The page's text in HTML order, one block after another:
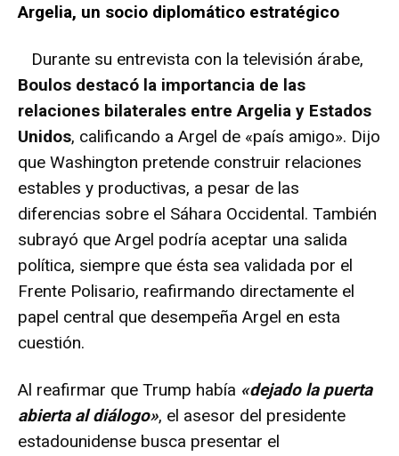
Argelia, un socio diplomático estratégico
Durante su entrevista con la televisión árabe,
Boulos destacó la importancia de las
relaciones bilaterales entre Argelia y Estados
Unidos, calificando a Argel de «país amigo». Dijo
que Washington pretende construir relaciones
estables y productivas, a pesar de las
diferencias sobre el Sáhara Occidental. También
subrayó que Argel podría aceptar una salida
política, siempre que ésta sea validada por el
Frente Polisario, reafirmando directamente el
papel central que desempeña Argel en esta
cuestión.
Al reafirmar que Trump había «dejado la puerta
abierta al diálogo», el asesor del presidente
estadounidense busca presentar el